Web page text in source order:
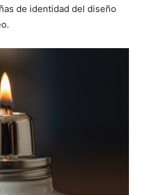
de identidad del diseño